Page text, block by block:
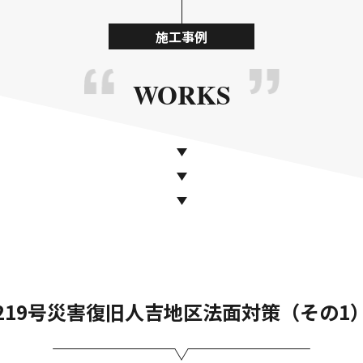
施工事例
WORKS
号災害復旧人吉地区法面対策（その1